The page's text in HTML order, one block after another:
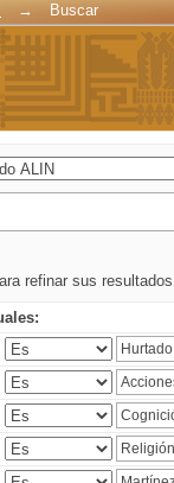
→ Buscar
refinar sus